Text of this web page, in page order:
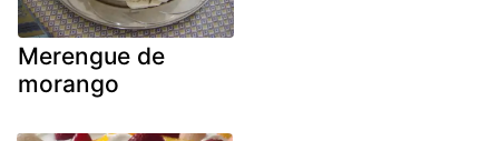
Merengue de
morango